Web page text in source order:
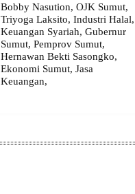
Bobby Nasution, OJK Sumut,
Triyoga Laksito, Industri Halal,
Keuangan Syariah, Gubernur
Sumut, Pemprov Sumut,
Hernawan Bekti Sasongko,
Ekonomi Sumut, Jasa
Keuangan,